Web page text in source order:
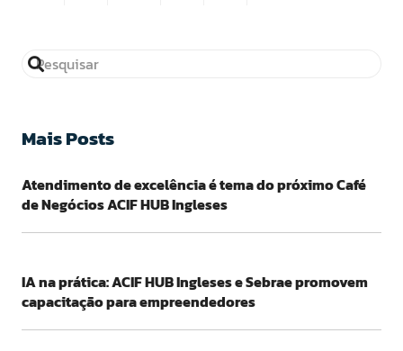
Mais Posts
Atendimento de excelência é tema do próximo Café
de Negócios ACIF HUB Ingleses
IA na prática: ACIF HUB Ingleses e Sebrae promovem
capacitação para empreendedores